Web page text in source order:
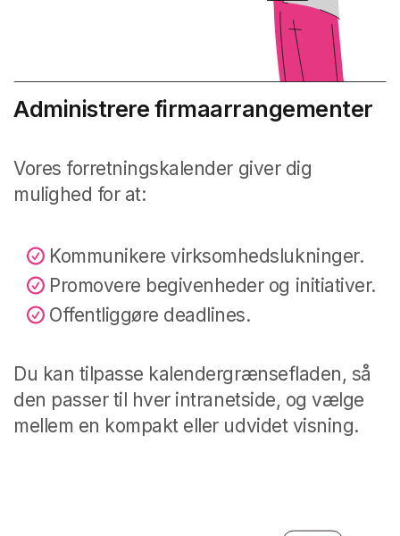
Administrere firmaarrangementer
Vores forretningskalender giver dig
mulighed for at:
Kommunikere virksomhedslukninger.
Promovere begivenheder og initiativer.
Offentliggøre deadlines.
Du kan tilpasse kalendergrænsefladen, så
den passer til hver intranetside, og vælge
mellem en kompakt eller udvidet visning.